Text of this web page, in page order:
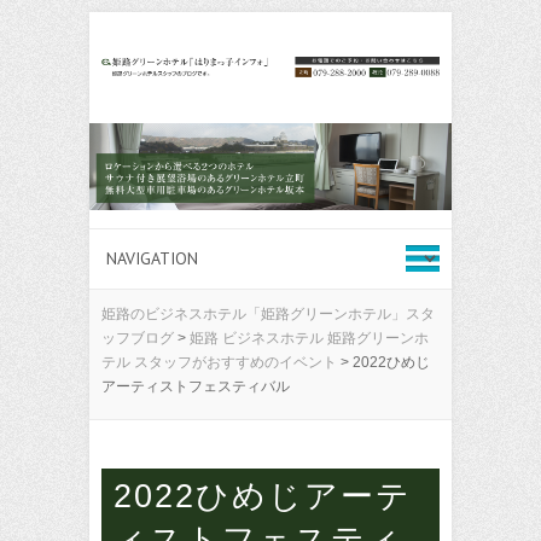
姫路のビジネスホテル「姫路グリーンホテル」スタ
ッフブログ > 姫路 ビジネスホテル 姫路グリーンホ
テル スタッフがおすすめのイベント > 2022​ひめじ
アーティストフェスティバル
2022​ひめじアーテ